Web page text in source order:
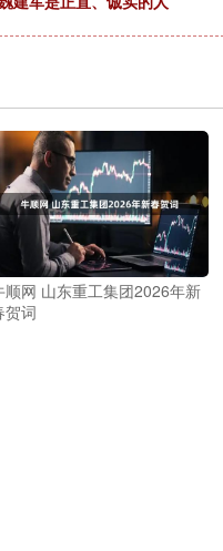
顺网 山东重工集团2026年新
贺词